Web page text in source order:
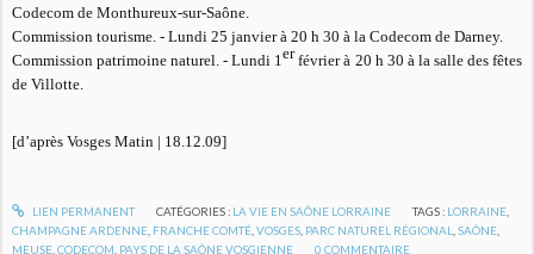
Codecom de Monthureux-sur-Saône.
Commission tourisme . - Lundi 25 janvier à 20 h 30 à la Codecom de Darney.
Commission patrimoine naturel . - Lundi 1erfévrier à 20 h 30 à la salle des fêtes
de Villotte.
[d’après Vosges Matin | 18.12.09]
LIEN PERMANENT CATÉGORIES : LA VIE EN SAÔNE LORRAINE TAGS : LORRAINE
CHAMPAGNE ARDENNE FRANCHE COMTÉ ,VOSGES PARC NATUREL RÉGIONAL ,SAÔNE
MEUSE ,CODECOM PAYS DE LA SAÔNE VOSGIENNE 0 COMMENTAIRE